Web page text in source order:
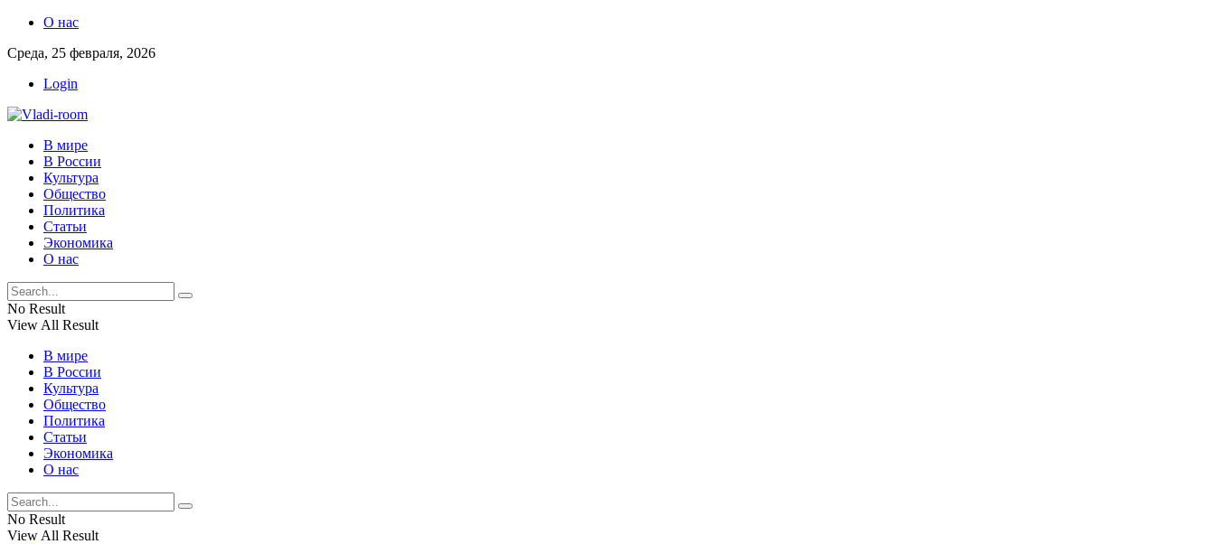
О нас
Среда, 25 февраля, 2026
Login
В мире
В России
Культура
Общество
Политика
Статьи
Экономика
О нас
No Result
View All Result
В мире
В России
Культура
Общество
Политика
Статьи
Экономика
О нас
No Result
View All Result